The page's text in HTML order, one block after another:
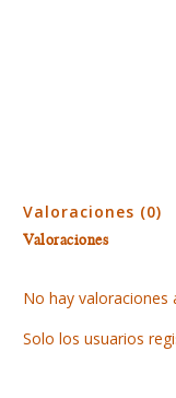
Valoraciones (0)
Valoraciones
No hay valoraciones
Solo los usuarios